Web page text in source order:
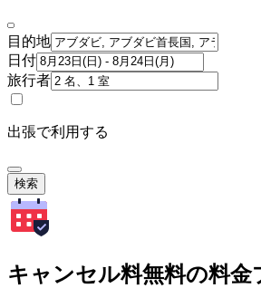
目的地
日付
旅行者
出張で利用する
検索
キャンセル料無料の料金